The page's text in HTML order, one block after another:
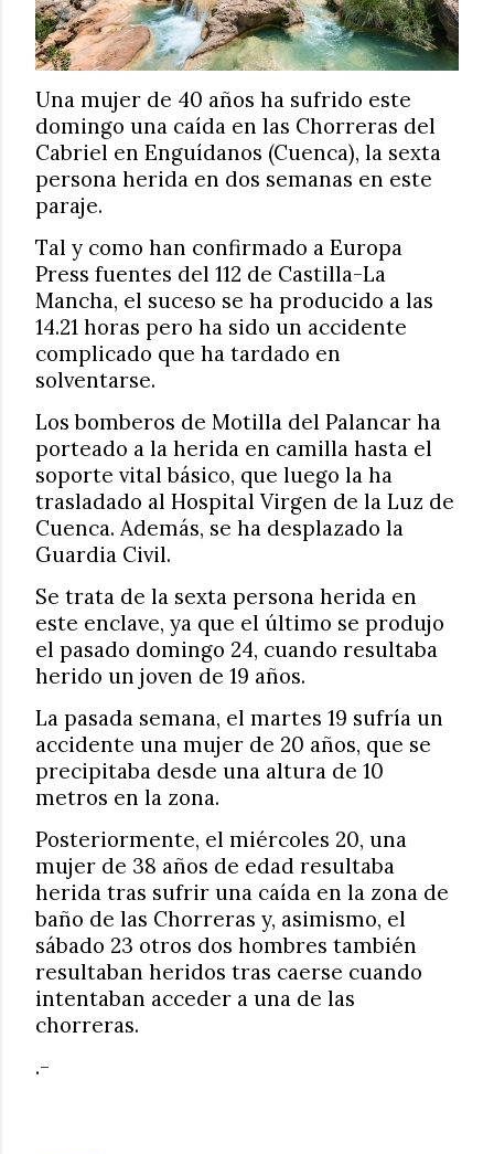
Una mujer de 40 años ha sufrido este
domingo una caída en las Chorreras del
Cabriel en Enguídanos (Cuenca), la sexta
persona herida en dos semanas en este
paraje.
Tal y como han confirmado a Europa
Press fuentes del 112 de Castilla-La
Mancha, el suceso se ha producido a las
14.21 horas pero ha sido un accidente
complicado que ha tardado en
solventarse.
Los bomberos de Motilla del Palancar ha
porteado a la herida en camilla hasta el
soporte vital básico, que luego la ha
trasladado al Hospital Virgen de la Luz de
Cuenca. Además, se ha desplazado la
Guardia Civil.
Se trata de la sexta persona herida en
este enclave, ya que el último se produjo
el pasado domingo 24, cuando resultaba
herido un joven de 19 años.
La pasada semana, el martes 19 sufría un
accidente una mujer de 20 años, que se
precipitaba desde una altura de 10
metros en la zona.
Posteriormente, el miércoles 20, una
mujer de 38 años de edad resultaba
herida tras sufrir una caída en la zona de
baño de las Chorreras y, asimismo, el
sábado 23 otros dos hombres también
resultaban heridos tras caerse cuando
intentaban acceder a una de las
chorreras.
.-